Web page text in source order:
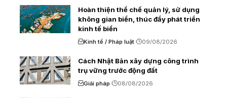
Hoàn thiện thể chế quản lý, sử dụng
không gian biển, thúc đẩy phát triển
kinh tế biển
Kinh tế / Pháp luật 09/08/2026
Cách Nhật Bản xây dựng công trình
trụ vững trước động đất
Giải pháp 08/08/2026